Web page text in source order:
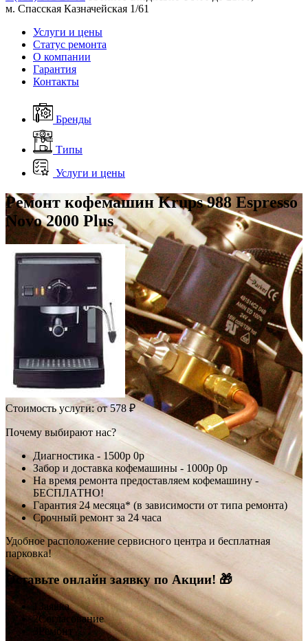
м. Спасская Казначейская 1/61
Услуги и цены
Статус ремонта
О компании
Гарантия
Контакты
Бренды
Типы
Услуги и цены
Ремонт кофемашин Krups 988 Espresso
Novo 2000 Plus
Стоимость услуги:от 578 ₽
Почему выбирают нас?
Диагностика - 1500р 0р
Забор и доставка кофемашины - 1000р 0р
На время ремонта предоставляем кофемашину -
БЕСПЛАТНО!
Гарантия 24 месяца* (в зависимости от типа ремонта)
Срочный ремонт за 24 часа
Удобное расположение сервисного центра и бесплатная
парковка!
Оставьте онлайн заявку по Акции! 🎁
Заявка
2Согласование
3
Ремонт